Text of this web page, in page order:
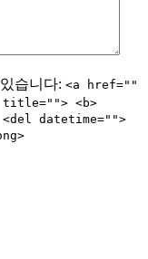
습니다: <a href=""
title=""> <b>
datetime="">